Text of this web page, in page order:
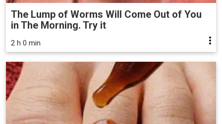
The Lump of Worms Will Come Out of You
in The Morning. Try it
2 h 0 min